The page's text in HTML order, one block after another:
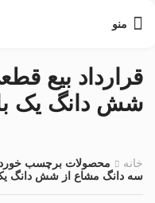
منو
قرارداد بیع
شش دانگ یک
خانه
محصولات برچسب
سه دانگ مشاع از شش دانگ